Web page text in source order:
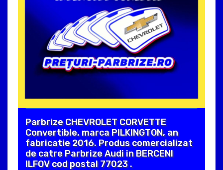
Parbrize CHEVROLET CORVETTE
Convertible, marca PILKINGTON, an
fabricatie 2016. Produs comercializat
de catre Parbrize Audi in BERCENI
ILFOV cod postal 77023 .